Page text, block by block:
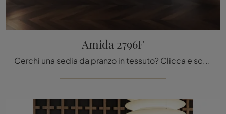
Amida 2796F
Cerchi una sedia da pranzo in tessuto? Clicca e scopri il modello Amida 2796F di Lago per ultimare i tuoi locali al meglio.